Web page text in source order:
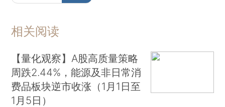
相关阅读
【量化观察】A股高质量策略
周跌2.44%，能源及非日常消
费品板块逆市收涨（1月1日至
1月5日）